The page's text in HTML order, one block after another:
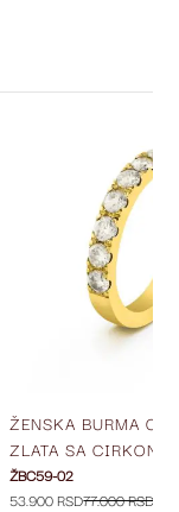
ŽENSKA BURMA OD
ZLATA SA
MM ŽBC59-02
ŽBC59-02
53.900 RSD77.000 RSD